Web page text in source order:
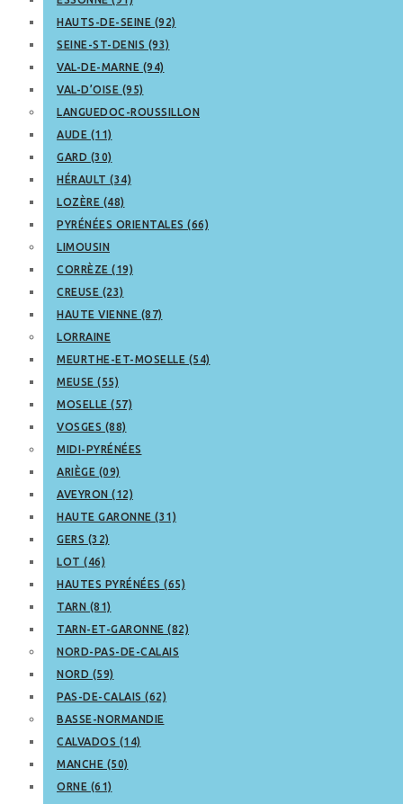
HAUTS-DE-SEINE (92)
SEINE-ST-DENIS (93)
VAL-DE-MARNE (94)
VAL-D’OISE (95)
LANGUEDOC-ROUSSILLON
AUDE (11)
GARD (30)
HÉRAULT (34)
LOZÈRE (48)
PYRÉNÉES ORIENTALES (66)
LIMOUSIN
CORRÈZE (19)
CREUSE (23)
HAUTE VIENNE (87)
LORRAINE
MEURTHE-ET-MOSELLE (54)
MEUSE (55)
MOSELLE (57)
VOSGES (88)
MIDI-PYRÉNÉES
ARIÈGE (09)
AVEYRON (12)
HAUTE GARONNE (31)
GERS (32)
LOT (46)
HAUTES PYRÉNÉES (65)
TARN (81)
TARN-ET-GARONNE (82)
NORD-PAS-DE-CALAIS
NORD (59)
PAS-DE-CALAIS (62)
BASSE-NORMANDIE
CALVADOS (14)
MANCHE (50)
ORNE (61)